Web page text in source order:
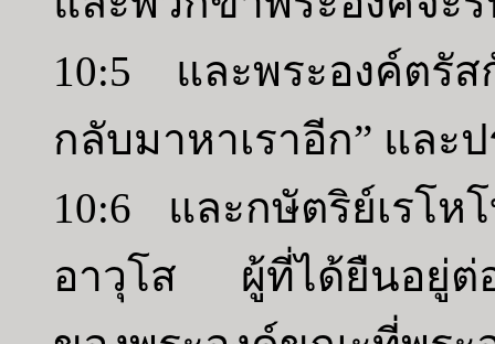
10:5 และพระองค์ตรั
กลับมาหาเราอีก” และ
10:6 และกษัตริย์เรโห
อาวุโส ผู้ที่ได้ยืนอยู่ต่